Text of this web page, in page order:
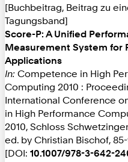
[Buchbeitrag, Beitrag zu
Tagungsband]
Score-P: A Unified
Measurement System for
Applications
In: Competence in High
Computing 2010 :
International Conference
in High Performance
2010, Schloss
ed. by Christian Bischof, 85-
[DOI: 10.1007/978-3-642-